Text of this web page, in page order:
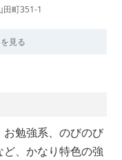
田町351-1
見る
勉強系、のびのび
、かなり特色の強